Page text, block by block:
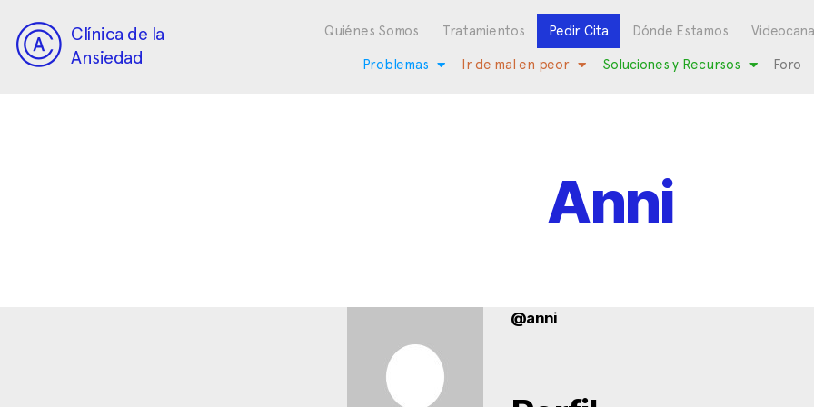
Clínica de la
Ansiedad
Quiénes Somos Tratamientos Pedir Cita Dónde Estamos
Problemas Ir de mal en peor Soluciones y Recursos Foro
Anni
@anni